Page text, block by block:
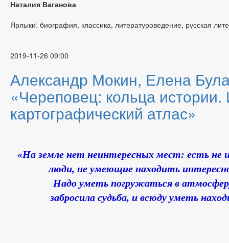
Наталия Ваганова
Ярлыки: биография, классика, литературоведение, русская
2019-11-26 09:00
Александр Мокин, Елена
«Череповец: кольца истории.
картографический атлас»
«На земле нет неинтересных мест: есть не
люди, не умеющие находить
Надо уметь погружаться в
забросила судьба, и всюду уметь